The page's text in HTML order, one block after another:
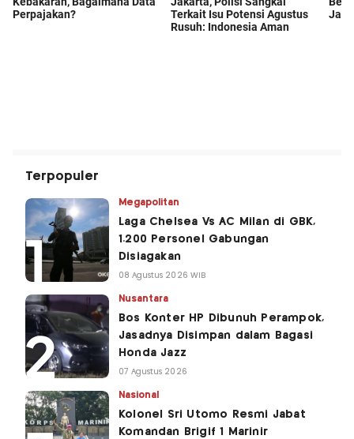
Terpopuler
Megapolitan
Laga Chelsea Vs AC Milan di GBK,
1.200 Personel Gabungan
Disiagakan
08 Agustus 2026 WIB
Nusantara
Bos Konter HP Dibunuh Perampok,
Jasadnya Disimpan dalam Bagasi
Honda Jazz
07 Agustus 2026
Nasional
Kolonel Sri Utomo Resmi Jabat
Komandan Brigif 1 Marinir